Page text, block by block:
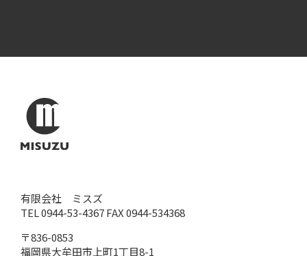
有限会社 ミスズ
TEL 0944-53-4367 FAX 0944-534368
〒836-0853
福岡県大牟田市上町1丁目8-1